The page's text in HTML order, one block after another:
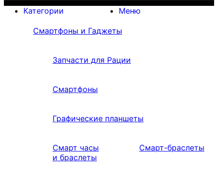
Меню
Категории
Смартфоны и Гаджеты
Запчасти для Рации
Смартфоны
Графические планшеты
Смарт часы
и браслеты
Смарт-браслеты